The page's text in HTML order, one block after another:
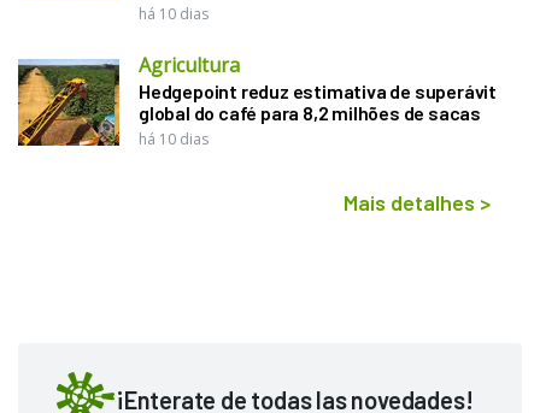
há 10 dias
Agricultura
Hedgepoint reduz estimativa de superávit
global do café para 8,2 milhões de sacas
há 10 dias
Mais detalhes >
¡Enterate de todas las novedades!